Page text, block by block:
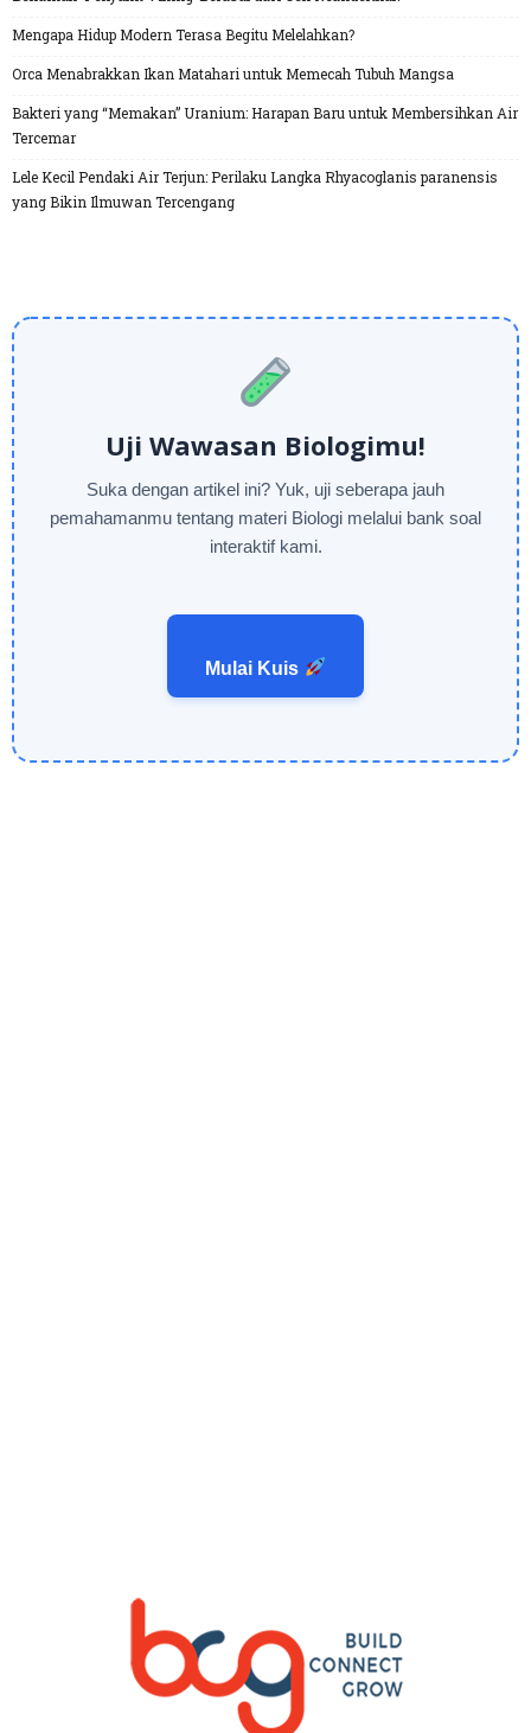
Mengapa Hidup Modern Terasa Begitu Melelahkan?
Orca Menabrakkan Ikan Matahari untuk Memecah Tubuh Mangsa
Bakteri yang “Memakan” Uranium: Harapan Baru untuk Membersihkan Air
Tercemar
Lele Kecil Pendaki Air Terjun: Perilaku Langka Rhyacoglanis paranensis
yang Bikin Ilmuwan Tercengang
Uji Wawasan Biologimu!
Suka dengan artikel ini? Yuk, uji seberapa jauh
pemahamanmu tentang materi Biologi melalui bank soal
interaktif kami.
Mulai Kuis